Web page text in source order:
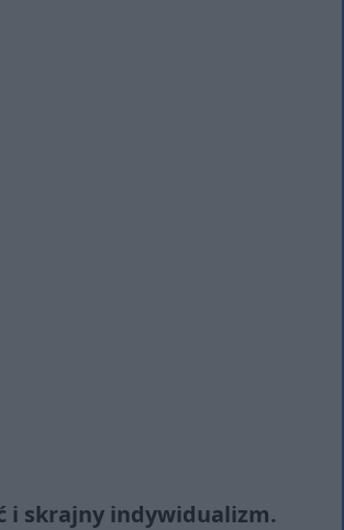
i skrajny indywidualizm.